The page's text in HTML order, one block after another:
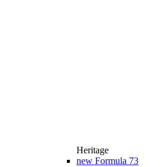
Heritage
new Formula 73